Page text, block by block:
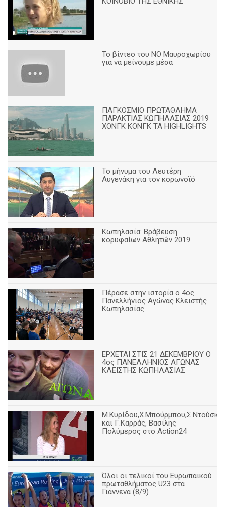
Το βίντεο του ΝΟ Μαυροχωρίου
για να μείνουμε μέσα
ΠΑΓΚΟΣΜΙΟ ΠΡΩΤΑΘΛΗΜΑ
ΠΑΡΑΚΤΙΑΣ ΚΩΠΗΛΑΣΙΑΣ 2019
ΧΟΝΓΚ ΚΟΝΓΚ ΤΑ HIGHLIGHTS
Το μήνυμα του Λευτέρη
Αυγενάκη για τον κορωνοϊό
Κωπηλασία: Βράβευση
κορυφαίων Αθλητών 2019
Πέρασε στην ιστορία ο 4ος
Πανελλήνιος Αγώνας Κλειστής
Κωπηλασίας
ΕΡΧΕΤΑΙ ΣΤΙΣ 21 ΔΕΚΕΜΒΡΙΟΥ Ο
4ος ΠΑΝΕΛΛΗΝΙΟΣ ΑΓΩΝΑΣ
ΚΛΕΙΣΤΗΣ ΚΩΠΗΛΑΣΙΑΣ
και Γ.Καρράς, Βασίλης
Πολύμερος στο Action24
Όλοι οι τελικοί του Ευρωπαϊκού
πρωταθλήματος U23 στα
Γιάννενα (8/9)